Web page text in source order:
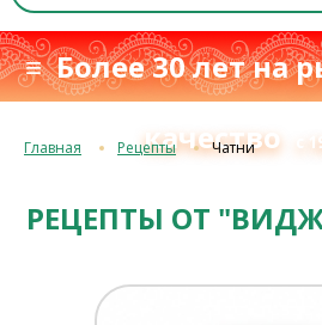
≡ Более 30 лет на
качество
с
Главная Рецепты Чатни
РЕЦЕПТЫ ОТ